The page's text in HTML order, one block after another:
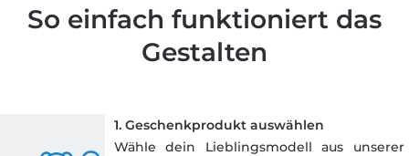
1. Geschenkprodukt auswählen
Wähle dein Lieblingsmodell aus unserer
So einfach funktioniert das
Gestalten